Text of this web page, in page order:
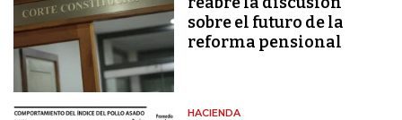
sobre el futuro de la
reforma pensional
HACIENDA